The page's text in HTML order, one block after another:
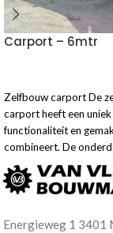
Carport – 6mtr
Zelfbouw carport De
carport heeft een
functionaliteit en
combineert. De
moeiteloos
Energieweg 1 3401